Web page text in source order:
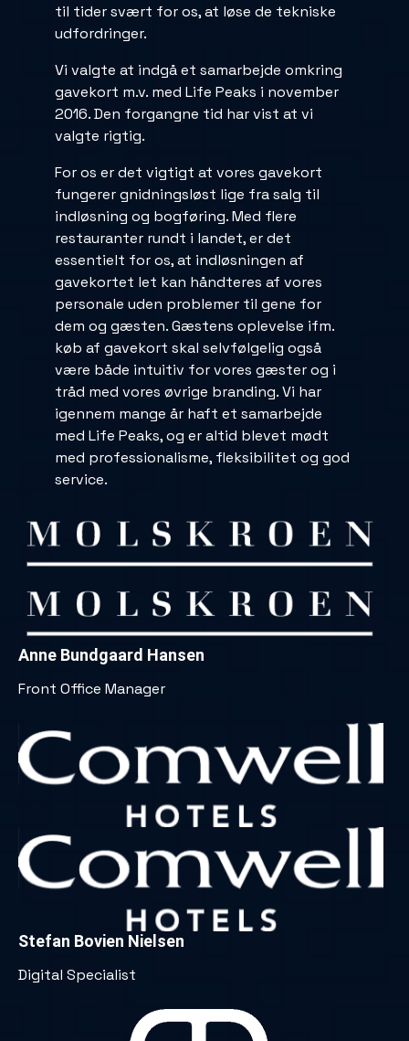
til tider svært for os, at løse de tekniske
udfordringer.
Vi valgte at indgå et samarbejde omkring
gavekort m.v. med Life Peaks i november
2016. Den forgangne tid har vist at vi
valgte rigtig.
For os er det vigtigt at vores gavekort
fungerer gnidningsløst lige fra salg til
indløsning og bogføring. Med flere
restauranter rundt i landet, er det
essentielt for os, at indløsningen af
gavekortet let kan håndteres af vores
personale uden problemer til gene for
dem og gæsten. Gæstens oplevelse ifm.
køb af gavekort skal selvfølgelig også
være både intuitiv for vores gæster og i
tråd med vores øvrige branding. Vi har
igennem mange år haft et samarbejde
med Life Peaks, og er altid blevet mødt
med professionalisme, fleksibilitet og god
service.
Anne Bundgaard Hansen
Front Office Manager
Stefan Bovien Nielsen
Digital Specialist